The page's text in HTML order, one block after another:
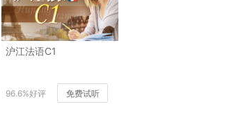
沪江法语C1
96.6%好评 免费试听